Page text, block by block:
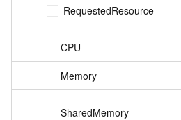
RequestedResource
CPU
Memory
SharedMemory